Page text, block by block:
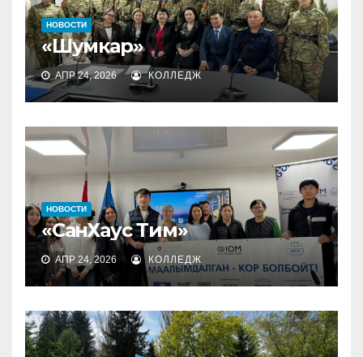
НОВОСТИ
«Шумкар»
АПР 24, 2026 КОЛЛЕДЖ
НОВОСТИ
«СанХаус Тим»
АПР 24, 2026 КОЛЛЕДЖ